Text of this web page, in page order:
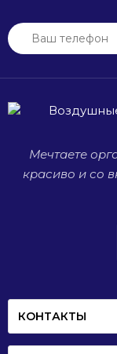
Мечтаете
красиво и со
КОНТАКТЫ